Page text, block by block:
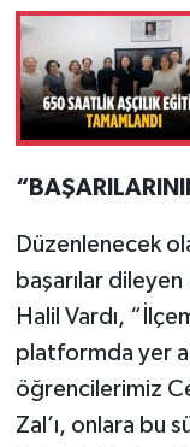
Düzenlenecek
başarılar
Halil Vardı,
platformda yer
öğrencilerimiz
Zal’ı, onlara bu